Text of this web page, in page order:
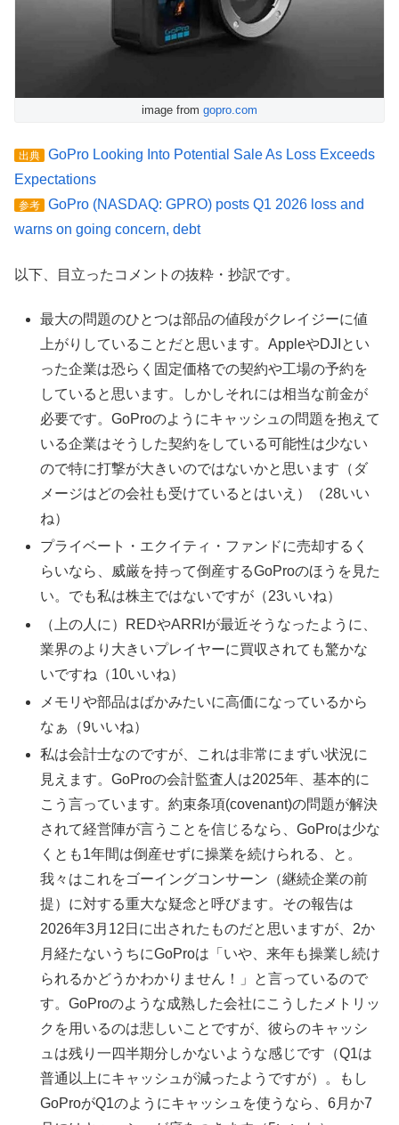
image from gopro.com
出典
GoPro Looking Into Potential Sale As Loss Exceeds
Expectations
参考
GoPro (NASDAQ: GPRO) posts Q1 2026 loss and
warns on going concern, debt
以下、目立ったコメントの抜粋・抄訳です。
最大の問題のひとつは部品の値段がクレイジーに値
上がりしていることだと思います。AppleやDJIとい
った企業は恐らく固定価格での契約や工場の予約を
していると思います。しかしそれには相当な前金が
必要です。GoProのようにキャッシュの問題を抱えて
いる企業はそうした契約をしている可能性は少ない
ので特に打撃が大きいのではないかと思います（ダ
メージはどの会社も受けているとはいえ）（28いい
ね）
プライベート・エクイティ・ファンドに売却するく
らいなら、威厳を持って倒産するGoProのほうを見た
い。でも私は株主ではないですが（23いいね）
（上の人に）REDやARRIが最近そうなったように、
業界のより大きいプレイヤーに買収されても驚かな
いですね（10いいね）
メモリや部品はばかみたいに高価になっているから
なぁ（9いいね）
私は会計士なのですが、これは非常にまずい状況に
見えます。GoProの会計監査人は2025年、基本的に
こう言っています。約束条項(covenant)の問題が解決
されて経営陣が言うことを信じるなら、GoProは少な
くとも1年間は倒産せずに操業を続けられる、と。
我々はこれをゴーイングコンサーン（継続企業の前
提）に対する重大な疑念と呼びます。その報告は
2026年3月12日に出されたものだと思いますが、2か
月経たないうちにGoProは「いや、来年も操業し続け
られるかどうかわかりません！」と言っているので
す。GoProのような成熟した会社にこうしたメトリッ
クを用いるのは悲しいことですが、彼らのキャッシ
ュは残り一四半期分しかないような感じです（Q1は
普通以上にキャッシュが減ったようですが）。もし
GoProがQ1のようにキャッシュを使うなら、6月か7